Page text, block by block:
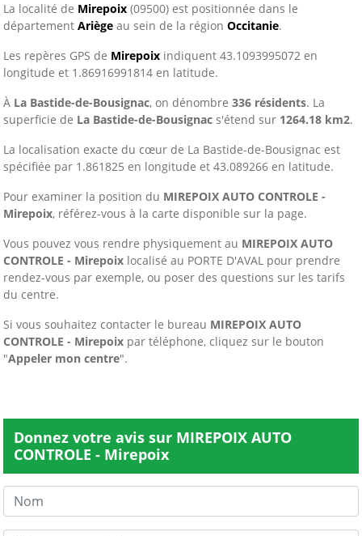
La localité de Mirepoix (09500) est positionnée dans le
département Ariège au sein de la région Occitanie.
Les repères GPS de Mirepoix indiquent 43.1093995072 en
longitude et 1.86916991814 en latitude.
À La Bastide-de-Bousignac, on dénombre 336 résidents. La
superficie de La Bastide-de-Bousignac s'étend sur 1264.18 km2.
La localisation exacte du cœur de La Bastide-de-Bousignac est
spécifiée par 1.861825 en longitude et 43.089266 en latitude.
Pour examiner la position du MIREPOIX AUTO CONTROLE -
Mirepoix, référez-vous à la carte disponible sur la page.
Vous pouvez vous rendre physiquement au MIREPOIX AUTO
CONTROLE - Mirepoix localisé au PORTE D'AVAL pour prendre
rendez-vous par exemple, ou poser des questions sur les tarifs
du centre.
Si vous souhaitez contacter le bureau MIREPOIX AUTO
CONTROLE - Mirepoix par téléphone, cliquez sur le bouton
"Appeler mon centre".
Donnez votre avis sur MIREPOIX AUTO
CONTROLE - Mirepoix